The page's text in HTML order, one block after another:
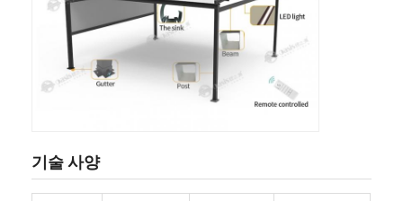
기술 사양